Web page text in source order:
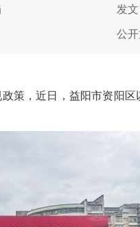
发
公
，近日，益阳市资阳区